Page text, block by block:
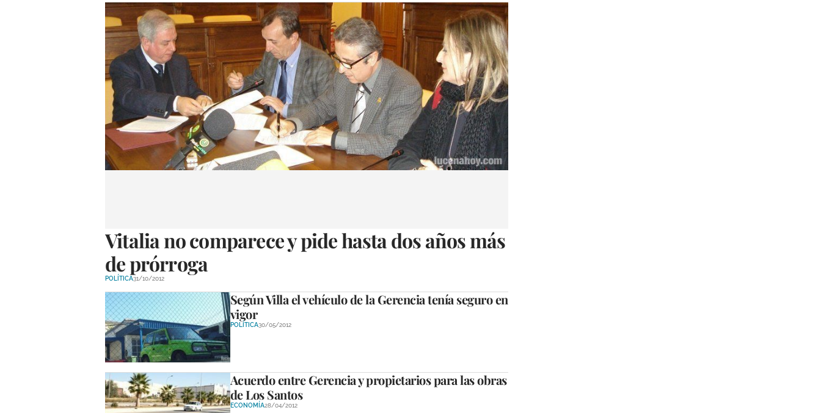
Vitalia no comparece y pide hasta dos años más
de prórroga
POLÍTICA31/10/2012
Según Villa el vehículo de la Gerencia tenía seguro en
vigor
POLÍTICA30/05/2012
Acuerdo entre Gerencia y propietarios para las obras
de Los Santos
ECONOMÍA28/04/2012